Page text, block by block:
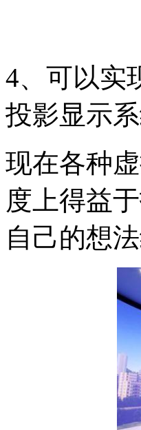
4、可以实
投影显示
现在各种
度上得益
自己的想